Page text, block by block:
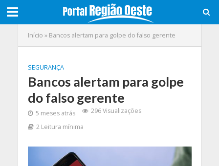
Início » Bancos alertam para golpe do falso gerente
SEGURANÇA
Bancos alertam para golpe
do falso gerente
5 meses atrás
296 Visualizações
2 Leitura mínima